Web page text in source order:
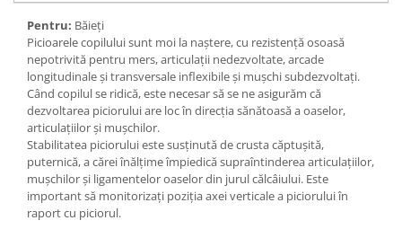
Pentru: Băieți
Picioarele copilului sunt moi la naștere, cu rezistență osoasă
nepotrivită pentru mers, articulații nedezvoltate, arcade
longitudinale și transversale inflexibile și mușchi subdezvoltați.
Când copilul se ridică, este necesar să se ne asigurăm că
dezvoltarea piciorului are loc în direcția sănătoasă a oaselor,
articulațiilor și mușchilor.
Stabilitatea piciorului este susținută de crusta căptușită,
puternică, a cărei înălțime împiedică supraîntinderea articulațiilor,
mușchilor și ligamentelor oaselor din jurul călcâiului. Este
important să monitorizați poziția axei verticale a piciorului în
raport cu piciorul.